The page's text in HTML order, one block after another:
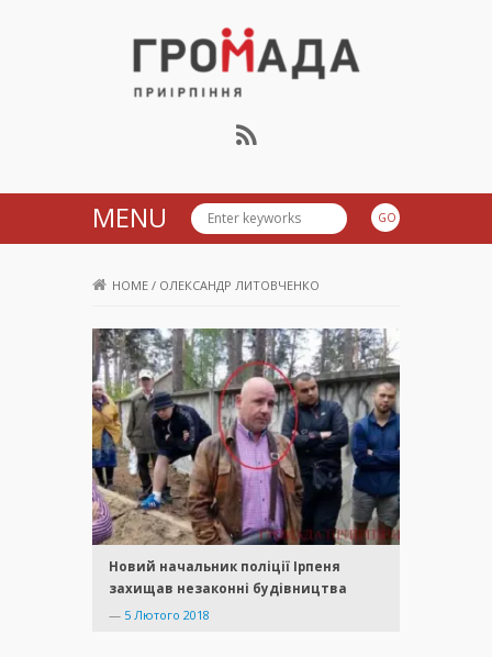
Громада Приірпіння
MENU
HOME / ОЛЕКСАНДР ЛИТОВЧЕНКО
Новий начальник поліції Ірпеня
захищав незаконні будівництва
— 5 Лютого 2018